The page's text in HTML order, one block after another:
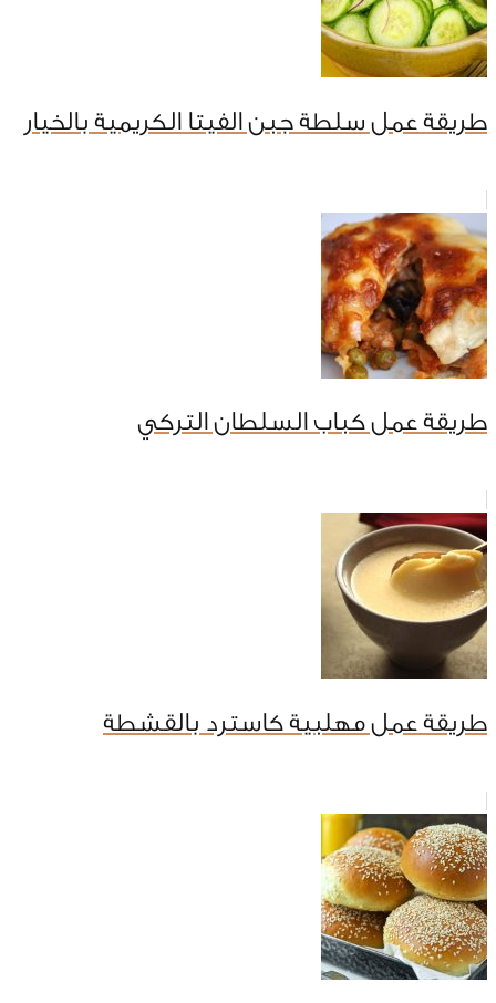
طريقة عمل سلطة جبن الفيتا الكريمية بالخيار
طريقة عمل كباب السلطان التركي
طريقة عمل مهلبية كاسترد بالقشطة